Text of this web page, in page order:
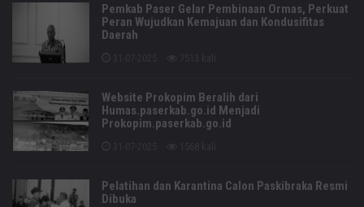
Pemkab Paser Gelar Pembinaan Ormas, Perkuat
Peran Wujudkan Kemajuan dan Kondusifitas
Daerah
Website Prokopim Beralih dari
Humas.paserkab.go.id Menjadi
Prokopim.paserkab.go.id
Pelatihan dan Karantina Calon Paskibraka Resmi
Dibuka